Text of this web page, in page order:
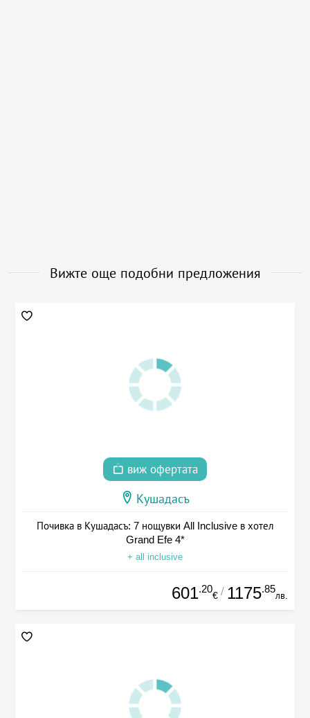
Вижте още подобни предложения
виж офертата
Кушадасъ
Почивка в Кушадасъ: 7 нощувки All Inclusive в хотел
Grand Efe 4*
+ all inclusive
601.20
€ / 1175.85
лв.